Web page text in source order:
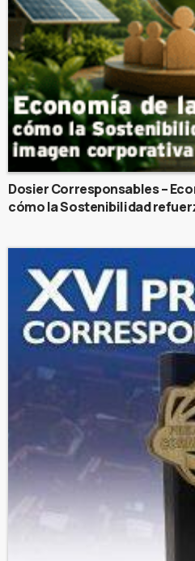
Dosier Corresponsables –
cómo la Sostenibilidad